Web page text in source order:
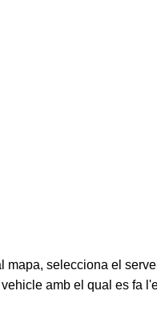
mapa, selecciona el
amb el qual es fa